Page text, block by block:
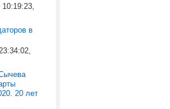
10:19:23,
в
20 лет